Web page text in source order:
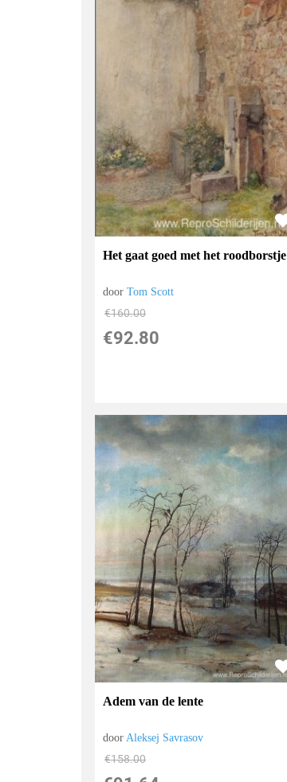
Het gaat goed met het roodborstje
doorTom Scott
€160.00
€92.80
Adem van de lente
door Aleksej Savrasov
€158.00